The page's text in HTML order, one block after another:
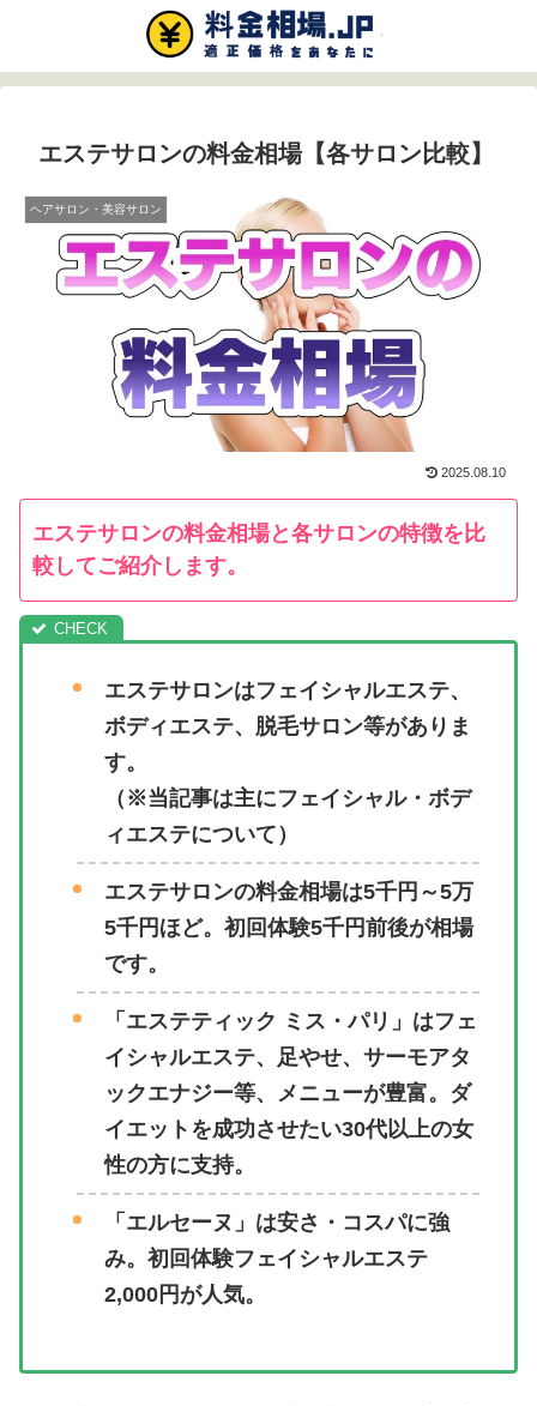
エステサロンの料金相場【各サロン比較】
ヘアサロン・美容サロン
2025.08.10
エステサロンの料金相場と各サロンの特徴を比
較してご紹介します。
エステサロンはフェイシャルエステ、
ボディエステ、脱毛サロン等がありま
す。
（※当記事は主にフェイシャル・ボデ
ィエステについて）
エステサロンの料金相場は5千円～5万
5千円ほど。初回体験5千円前後が相場
です。
「エステティック ミス・パリ」はフェ
イシャルエステ、足やせ、サーモアタ
ックエナジー等、メニューが豊富。ダ
イエットを成功させたい30代以上の女
性の方に支持。
「エルセーヌ」は安さ・コスパに強
み。初回体験フェイシャルエステ
2,000円が人気。